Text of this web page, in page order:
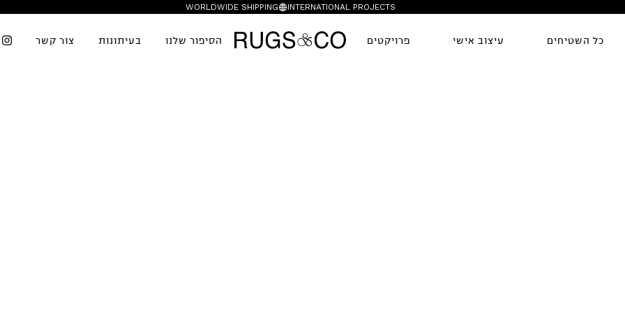
INTERNATIONAL PROJECTS
WORLDWIDE SHIPPING
כל השטיחים עיצוב אישי פרויקטים הסיפור שלנו בעיתונות צור קשר